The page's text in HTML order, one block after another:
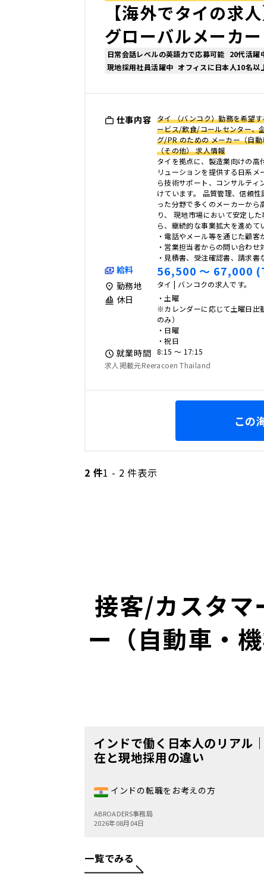
【海外でタイの求
グローバルメーカ
日常会話レベルの英語力で応募可能 20代活躍
現地採用社員活躍中 オフィスに日本人10名以
仕事内容 タイ （バンコク）勤務を希望
ービス/飲食/コールセンター、
グ/PR のための メーカー（自
（その他） 求人情報
タイを拠点に、製造業向けの高
リューションを提供する日系メ
ら技術サポート、コンサルティ
けています。 品質管理、信頼
った分野で多くのメーカーから
り、 現地市場において安定し
ら、継続的な事業拡大を進めて
・電話やメール等を通じた顧客
・営業担当者からの問い合わせ
・見積書、受注確認書、請求
給料 56,500 〜 67,000
勤務地 タイ | バンコクの求人です。
休日
・土曜
※カレンダーに応じて土曜日出
のみ）
・日曜
・祝日
就業時間
8:15 〜 17:15
求人掲載元Reeracoen Thailand
この
2 件1 - 2 件表示
接客/カスタマ
ー（自動車・
インドで働く日本人のリアル
在と現地採用の違い
インドの転職をお考えの方
ABROADERS事務局
2026年08月04日
一覧でみる